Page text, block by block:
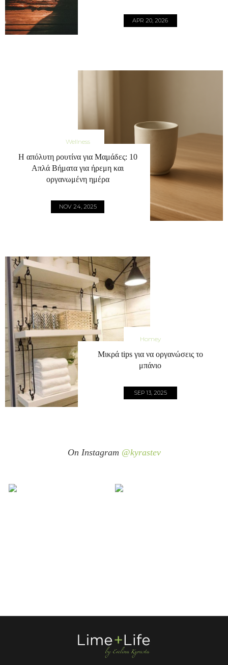
APR 20, 2026
Wellness
Η απόλυτη ρουτίνα για Μαμάδες: 10
Απλά Βήματα για ήρεμη και
οργανωμένη ημέρα
NOV 24, 2025
Homey
Μικρά tips για να οργανώσεις το
μπάνιο
SEP 13, 2025
On Instagram @kyrastev